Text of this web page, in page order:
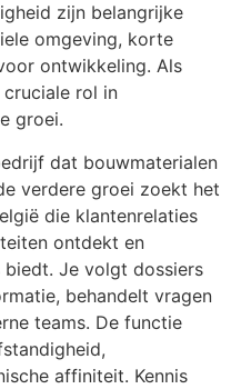
zijn belangrijke
omgeving, korte
ontwikkeling. Als
rol in
groei.
dat bouwmaterialen
verdere groei zoekt het
die klantenrelaties
ontdekt en
Je volgt dossiers
behandelt vragen
teams. De functie
affiniteit. Kennis